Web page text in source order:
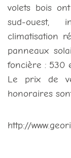
volets bois
sud-ouest,
climatisation
panneaux
foncière : 530
Le prix de
honoraires
http://